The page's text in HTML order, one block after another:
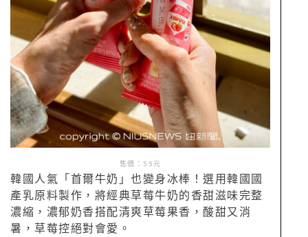
售價：55元
韓國人氣「首爾牛奶」也變身冰棒！選用韓國國
產乳原料製作，將經典草莓牛奶的香甜滋味完整
濃縮，濃郁奶香搭配清爽草莓果香，酸甜又消
暑，草莓控絕對會愛。